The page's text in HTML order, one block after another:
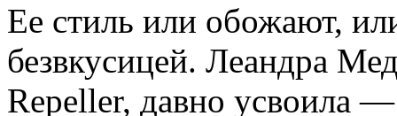
Ее стиль или обожают,
безвкусицей. Леандра
Repeller, давно усвоила